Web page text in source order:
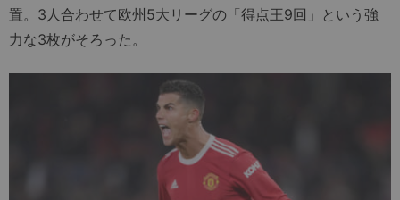
置。3人合わせて欧州5大リーグの「得点王9回」という強
力な3枚がそろった。